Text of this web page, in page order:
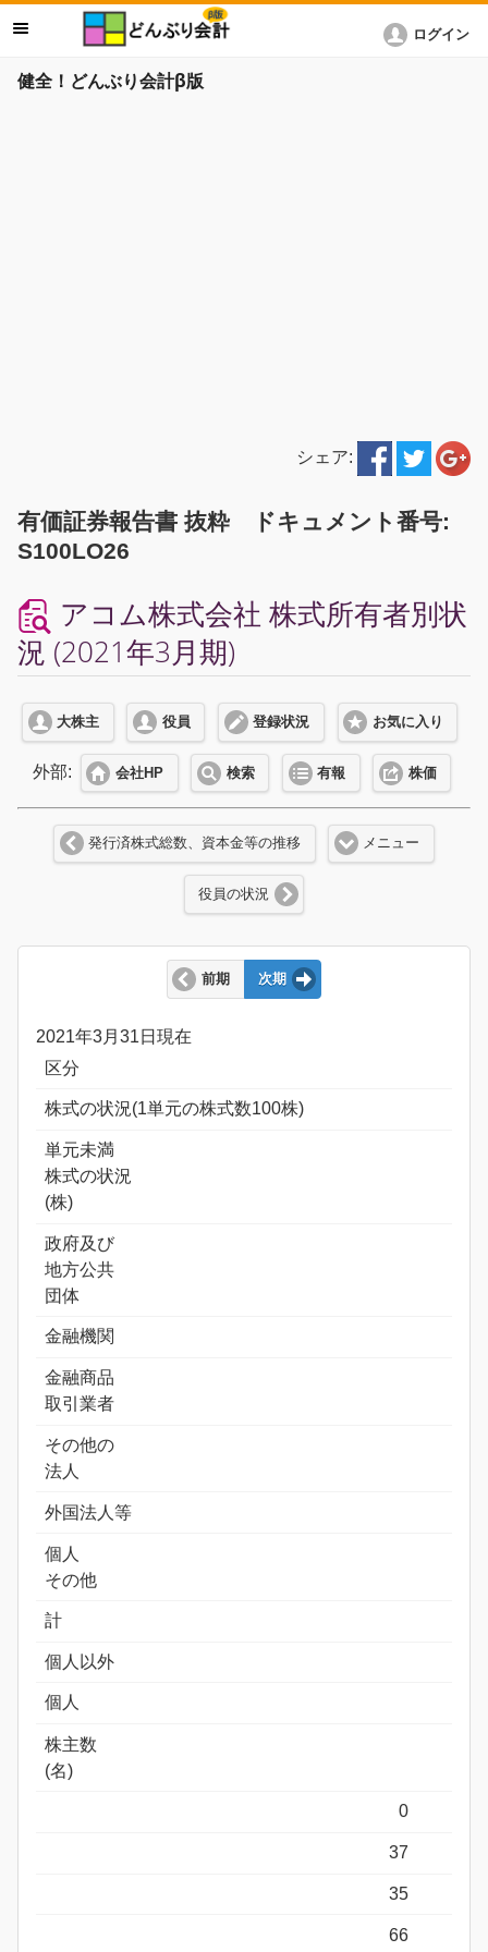
健全！どんぶり会計β版
ログイン
シェア:
有価証券報告書 抜粋 ドキュメント番号:
S100LO26
アコム株式会社 株式所有者別状
況 (2021年3月期)
大株主 役員 登録状況 お気に入り
外部: 会社HP 検索 有報 株価
発行済株式総数、資本金等の推移 メニュー
役員の状況
前期 次期
2021年3月31日現在
区分
株式の状況(1単元の株式数100株)
単元未満
株式の状況
(株)
政府及び
地方公共
団体
金融機関
金融商品
取引業者
その他の
法人
外国法人等
個人
その他
計
個人以外
個人
株主数
(名)
0
37
35
66